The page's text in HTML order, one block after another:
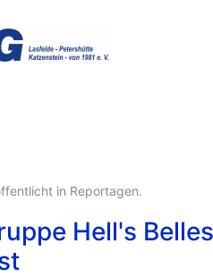
in Reportagen.
Hell's